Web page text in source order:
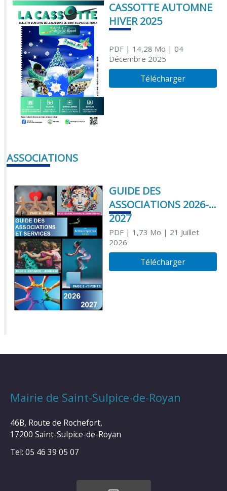
CASSOTTE AUTOMNE
HIVER 2025
PDF| 14,28 Mo | 04
Décembre 2025
Télécharger
ASSOCIATIONS
GUIDE DES
ASSOCIATIONS 2026-
2027
PDF| 1,73 Mo | 21 Juillet
2026
Télécharger
Mairie de Saint-Sulpice-de-Royan
46B, Route de Rochefort,
17200 Saint-Sulpice-de-Royan
Tel: 05 46 39 05 07